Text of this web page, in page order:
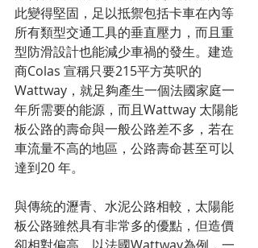
此變得堅固，足以抵禦包括卡車在內等
所有類型交通工具的垂直壓力，而且重
型防滑設計也能減少車禍的發生。建造
商Colas 宣稱只要215平方英呎的
Wattway，就足夠產生一個法國家庭一
年所需要的能源，而且Wattway 太陽能
板公路的壽命與一般公路差不多，若在
車流量不高的地區，公路壽命甚至可以
達到20 年。
與傳統的瀝青、水泥公路相較，太陽能
板公路雖然具有非常多的優點，但造價